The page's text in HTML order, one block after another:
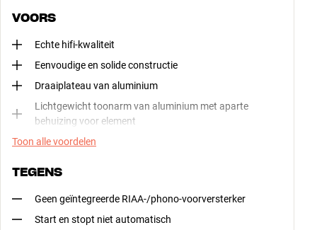
VOORS
Echte hifi-kwaliteit
Eenvoudige en solide constructie
Draaiplateau van aluminium
Lichtgewicht toonarm van aluminium met aparte
behuizing voor element
Toon alle voordelen
TEGENS
Geen geïntegreerde RIAA-/phono-voorversterker
Start en stopt niet automatisch